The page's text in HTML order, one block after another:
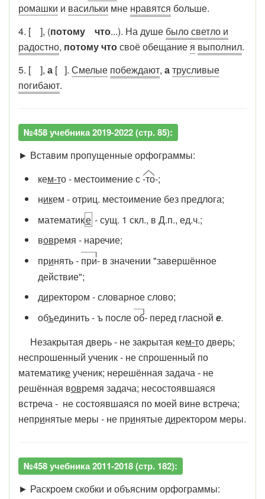
ромашки и васильки мне нравятся больше.
4. [ ], (потому что...). На душе было светло и
радостно, потому чтосвоё обещание я выполнил.
5. [ ], а [ ]. Смелые побеждают, атрусливые
погибают.
№458 учебника 2019-2022 (стр. 85):
► Вставим пропущенные орфограммы:
кем-то - местоимение с-то-;
никем - отриц. местоимение без предлога;
математике - сущ. 1 скл., в Д.п., ед.ч.;
вовремя - наречие;
принять - при- в значении "завершённое
действие";
директором - словарное слово;
объединить - ъ послеоб- перед гласной е.
Незакрытая дверь - не закрытая кем-то дверь;
неспрошенный ученик - не спрошенный по
математикеученик; нерешённая задача - не
решённая вовремя задача; несостоявшаяся
встреча - не состоявшаяся по моей вине встреча;
непринятые меры - не принятые директором меры.
№458 учебника 2011-2018 (стр. 182):
► Раскроем скобки и объясним орфограммы: